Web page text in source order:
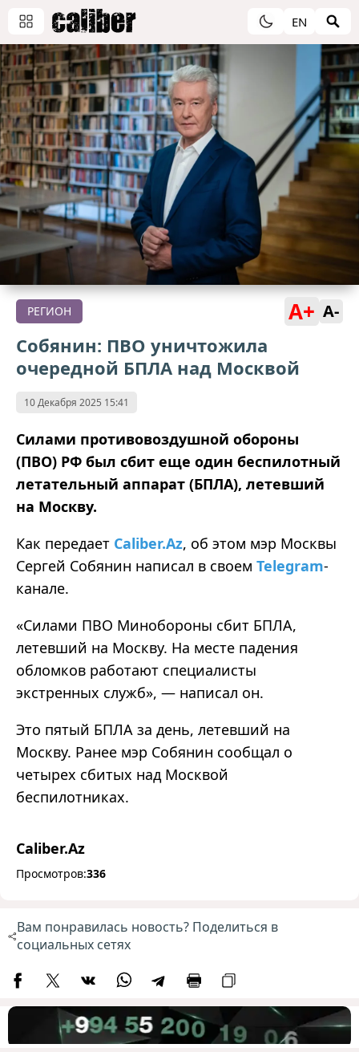
EN
РЕГИОН A+ A-
Собянин: ПВО уничтожила
очередной БПЛА над Москвой
10 Декабря 2025 15:41
Силами противовоздушной обороны
(ПВО) РФ был сбит еще один беспилотный
летательный аппарат (БПЛА), летевший
на Москву.
Как передает Caliber.Az, об этом мэр Москвы
Сергей Собянин написал в своем Telegram-
канале.
«Силами ПВО Минобороны сбит БПЛА,
летевший на Москву. На месте падения
обломков работают специалисты
экстренных служб», — написал он.
Это пятый БПЛА за день, летевший на
Москву. Ранее мэр Собянин сообщал о
четырех сбитых над Москвой
беспилотниках.
Caliber.Az
Просмотров:336
Вам понравилась новость? Поделиться в
социальных сетях